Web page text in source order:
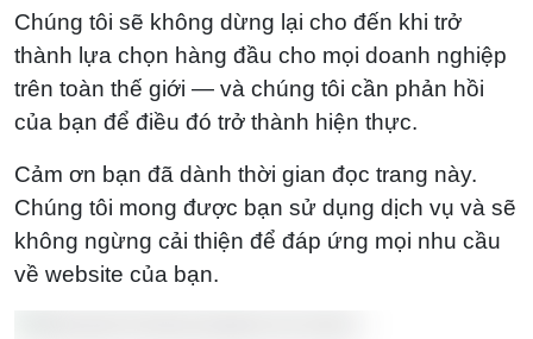
Chúng tôi sẽ không dừng lại cho đến khi trở
thành lựa chọn hàng đầu cho mọi doanh nghiệp
trên toàn thế giới — và chúng tôi cần phản hồi
của bạn để điều đó trở thành hiện thực.
Cảm ơn bạn đã dành thời gian đọc trang này.
Chúng tôi mong được bạn sử dụng dịch vụ và sẽ
không ngừng cải thiện để đáp ứng mọi nhu cầu
về website của bạn.